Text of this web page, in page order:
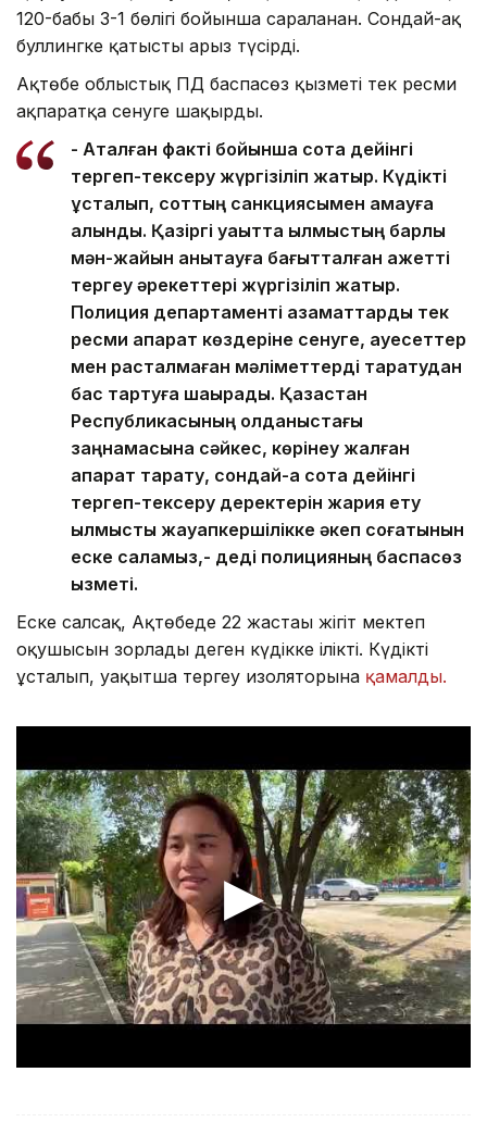
120-бабы 3-1 бөлігі бойынша сараланған. Сондай-ақ
буллингке қатысты арыз түсірді.
Ақтөбе облыстық ПД баспасөз қызметі тек ресми
ақпаратқа сенуге шақырды.
- Аталған факті бойынша сотқа дейінгі
тергеп-тексеру жүргізіліп жатыр. Күдікті
ұсталып, соттың санкциясымен қамауға
алынды. Қазіргі уақытта қылмыстың барлық
мән-жайын анықтауға бағытталған қажетті
тергеу әрекеттері жүргізіліп жатыр.
Полиция департаменті азаматтарды тек
ресми ақпарат көздеріне сенуге, қауесеттер
мен расталмаған мәліметтерді таратудан
бас тартуға шақырады. Қазақстан
Республикасының қолданыстағы
заңнамасына сәйкес, көрінеу жалған
ақпарат тарату, сондай-ақ сотқа дейінгі
тергеп-тексеру деректерін жария ету
қылмыстық жауапкершілікке әкеп соғатынын
еске саламыз,- деді полицияның баспасөз
қызметі.
Еске салсақ, Ақтөбеде 22 жастағы жігіт мектеп
оқушысын зорлады деген күдікке ілікті. Күдікті
ұсталып, уақытша тергеу изоляторына қамалды.